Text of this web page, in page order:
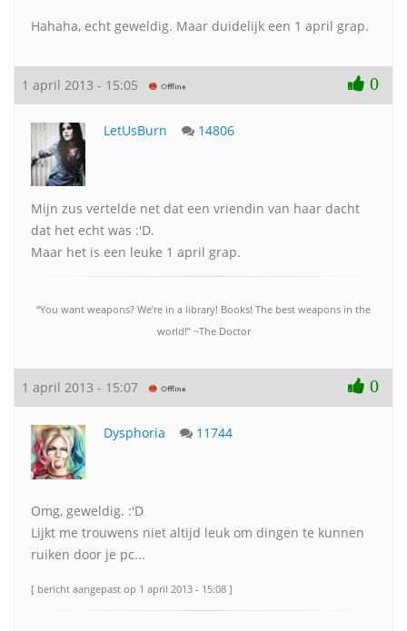
Hahaha, echt geweldig. Maar duidelijk een 1 april grap.
1 april 2013 - 15:05 0
LetUsBurn 14806
Mijn zus vertelde net dat een vriendin van haar dacht
dat het echt was :'D.
Maar het is een leuke 1 april grap.
“You want weapons? We’re in a library! Books! The best weapons in the
world!” ~The Doctor
1 april 2013 - 15:07 0
Dysphoria 11744
Omg, geweldig. :'D
Lijkt me trouwens niet altijd leuk om dingen te kunnen
ruiken door je pc...
[ bericht aangepast op 1 april 2013 - 15:08 ]